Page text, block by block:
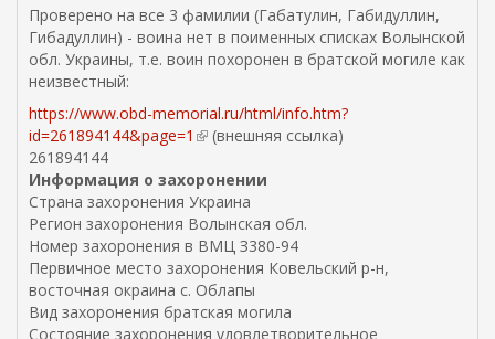
л
к
а
Проверено на все 3 фамилии (Габатулин, Габидуллин,
Гибадуллин) - воина нет в поименных списках Волынской
обл. Украины, т.е. воин похоронен в братской могиле как
неизвестный:
https://www.obd-memorial.ru/html/info.htm?
id=261894144&page=1 (
н
е
ш
н
я
я
с
с
(внешняя ссылка)
261894144
Информация о захоронении
Страна захоронения Украина
Регион захоронения Волынская обл.
Номер захоронения в ВМЦ З380-94
Первичное место захоронения Ковельский р-н,
восточная окраина с. Облапы
Вид захоронения братская могила
Состояние захоронения удовлетворительное